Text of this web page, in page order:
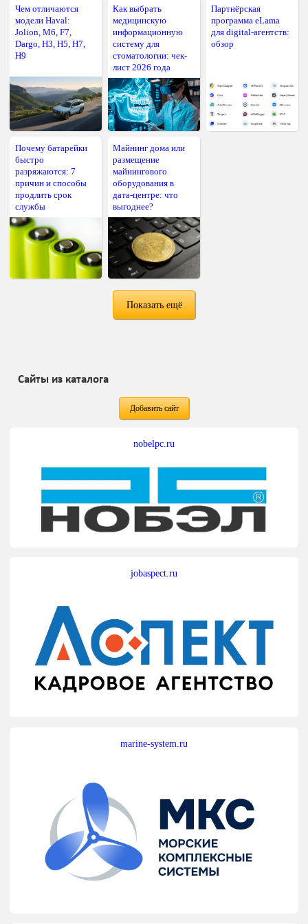
Чем отличаются
модели Haval:
Jolion, M6, F7,
Dargo, H3, H5, H7,
H9
Как выбрать
медицинскую
информационную
систему для
стоматологии: чек-
лист 2026 года
Партнёрская
программа eLama
для digital-агентств:
обзор
Почему батарейки
быстро
разряжаются: 7
причин и способы
продлить срок
службы
Майнинг дома или
размещение
майнингового
оборудования в
дата-центре: что
выгоднее?
Показать ещё
Сайты из каталога
Добавить сайт
nobelpc.ru
jobaspect.ru
marine-system.ru